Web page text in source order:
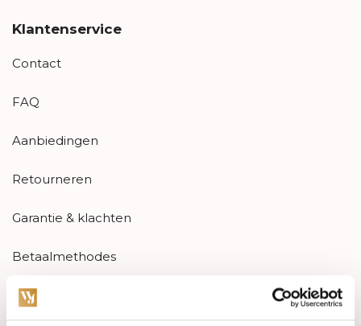
Klantenservice
Contact
FAQ
Aanbiedingen
Retourneren
Garantie & klachten
Betaalmethodes
Sitemap